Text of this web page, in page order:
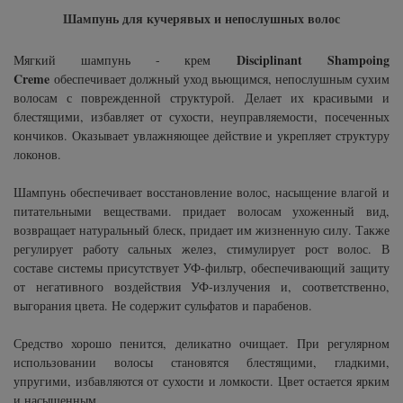
Шампунь для кучерявых и непослушных волос
Мягкий шампунь - крем Disciplinant Shampoing
Creme обеспечивает должный уход вьющимся, непослушным сухим
волосам с поврежденной структурой. Делает их красивыми и
блестящими, избавляет от сухости, неуправляемости, посеченных
кончиков. Оказывает увлажняющее действие и укрепляет структуру
локонов.
Шампунь обеспечивает восстановление волос, насыщение влагой и
питательными веществами. придает волосам ухоженный вид,
возвращает натуральный блеск, придает им жизненную силу. Также
регулирует работу сальных желез, стимулирует рост волос. В
составе системы присутствует УФ-фильтр, обеспечивающий защиту
от негативного воздействия УФ-излучения и, соответственно,
выгорания цвета. Не содержит сульфатов и парабенов.
Средство хорошо пенится, деликатно очищает. При регулярном
использовании волосы становятся блестящими, гладкими,
упругими, избавляются от сухости и ломкости. Цвет остается ярким
и насыщенным.
максимального сохранения цвета волос
Subtil Global Lift - Глубокое восстановление
Subtil Man XY - Серия для мужчин: для
ухода и укладки
Subtil Retouch Lab - защита цвета волос
Осветляющие средства и окислители
Laboratoire Ducastel Subtil Blond
Subtil Beautist - чистое решение для
Subrina Glow-Plex - Питание, увлажнение и
блеск волос
You Look Glamour
You Look Professional